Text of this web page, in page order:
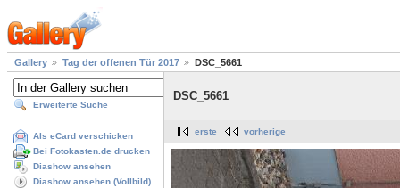
Gallery Tag der offenen Tür 2017 DSC_5661
Erweiterte Suche
Als eCard verschicken
Bei Fotokasten.de drucken
Diashow ansehen
Diashow ansehen (Vollbild)
DSC_5661
erste vorherige